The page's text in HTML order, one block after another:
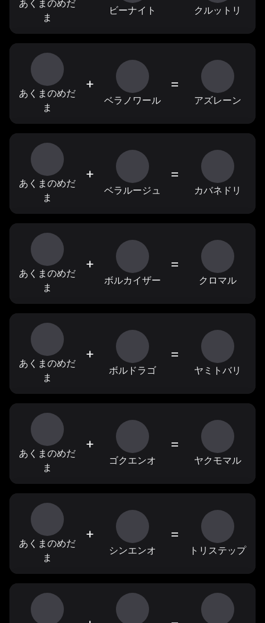
あくまのめだ
ま
ビーナイト クルットリ
あくまのめだ
ま
+
ベラノワール
=
アズレーン
あくまのめだ
ま
+
ベラルージュ
=
カバネドリ
あくまのめだ
ま
+
ボルカイザー
=
クロマル
あくまのめだ
ま
+
ボルドラゴ
=
ヤミトバリ
あくまのめだ
ま
+
ゴクエンオ
=
ヤクモマル
あくまのめだ
ま
+
シンエンオ
=
トリステップ